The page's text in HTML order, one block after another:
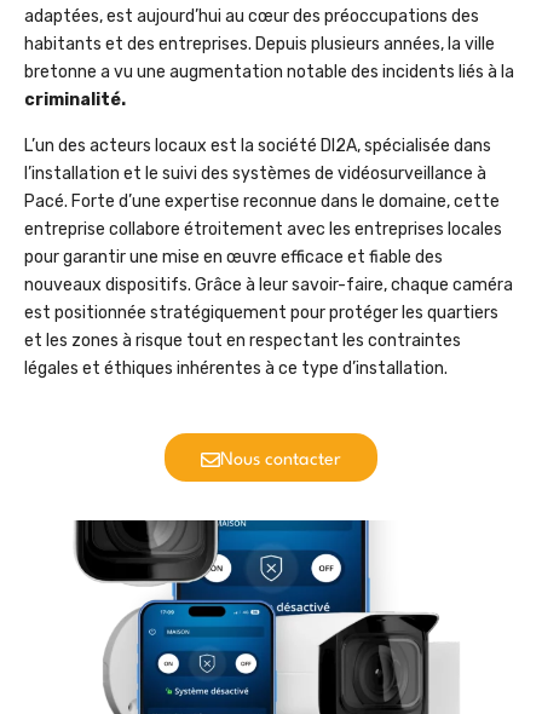
adaptées, est aujourd’hui au cœur des préoccupations des
habitants et des entreprises. Depuis plusieurs années, la ville
bretonne a vu une augmentation notable des incidents liés à la
criminalité.
L’un des acteurs locaux est la société DI2A, spécialisée dans
l’installation et le suivi des systèmes de vidéosurveillance à
Pacé. Forte d’une expertise reconnue dans le domaine, cette
entreprise collabore étroitement avec les entreprises locales
pour garantir une mise en œuvre efficace et fiable des
nouveaux dispositifs. Grâce à leur savoir-faire, chaque caméra
est positionnée stratégiquement pour protéger les quartiers
et les zones à risque tout en respectant les contraintes
légales et éthiques inhérentes à ce type d’installation.
Nous contacter